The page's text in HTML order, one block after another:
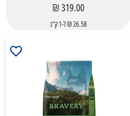
319.00 ₪
26.58 ₪ ל-1 ק"ג